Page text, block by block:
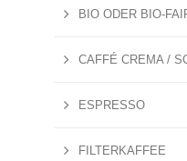
BIO ODER BIO-
CAFFÉ CREMA /
ESPRESSO
FILTERKAFFEE